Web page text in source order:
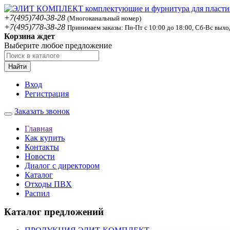
+7(495)740-38-28 (Многоканальный номер)
+7(495)778-38-28 Принимаем заказы: Пн-Пт с 10:00 до 18:00, Сб-Вс
Корзина ждет
Выберите любое предложение
Найти
Вход
Регистрация
Заказать звонок
Главная
Как купить
Контакты
Новости
Диалог с директором
Каталог
Отходы ПВХ
Распил
Каталог предложений